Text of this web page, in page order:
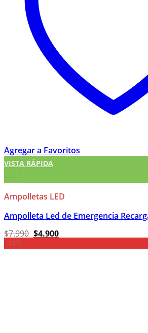
Agregar a Favoritos
+
VISTA RÁPIDA
Ampolletas LED
Ampolleta Led de Emergencia
$7.990 El
precio
original
$4.900El
precio
actual